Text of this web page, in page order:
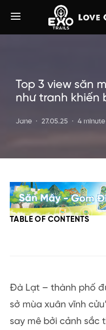
Top 3 view săn
như tranh khiến
Jane 27.05.25 4
TABLE OF CONTENTS
Đà Lạt – thành phố
sở mùa xuân vĩnh
say mê bởi cảnh sắc